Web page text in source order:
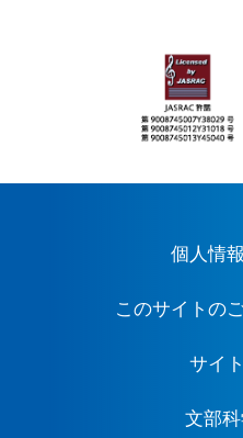
個人情
このサイトの
サイ
文部